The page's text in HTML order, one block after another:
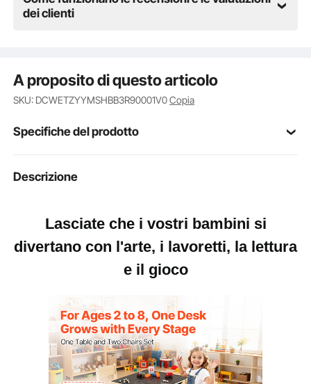
dei clienti
A proposito di questo articolo
SKU: DCWETZYYMSHBB3R90001V0Copia
Specifiche del prodotto
Numero modello
articolo
Capacità di peso
del tavolo
110 libbre/50 kg
110 libbre/49,9 kg
Trattamento dei
design arrotondato
Il set include un tavolo e due sedie
Descrizione
Lasciate che i vostri bambini si
divertano con l'arte, i lavoretti, la lettura
e il gioco